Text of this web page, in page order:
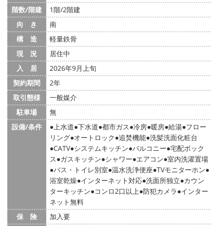
階数/階建
1階/2階建
向 き
南
構 造
軽量鉄骨
現 況
居住中
入 居
2026年9月上旬
契約期間
2年
取引態様
一般媒介
駐車場
無
設備/条件
上水道 下水道 都市ガス 冷房 暖房 給湯 フロー
リング オートロック 追焚機能 洗髪洗面化粧台
CATV システムキッチン バルコニー 宅配ボック
ス ガスキッチン シャワー エアコン 室内洗濯置場
バス・トイレ別室 温水洗浄便座 TVモニターホン
浴室乾燥 インターネット対応 洗面所独立 カウン
ターキッチン コンロ2口以上 防犯カメラ インター
ネット無料
保 険
加入要